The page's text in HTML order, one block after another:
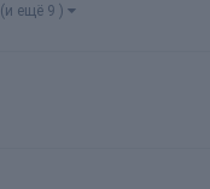
(и ещё 9 )